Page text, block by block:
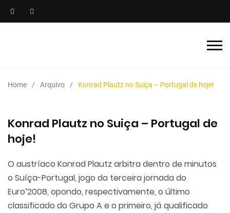
Home Arquivo Konrad Plautz no Suiça – Portugal de hoje!
Konrad Plautz no Suiça – Portugal de
hoje!
O austríaco Konrad Plautz arbitra dentro de minutos
o Suíça-Portugal, jogo da terceira jornada do
Euro’2008, opondo, respectivamente, o último
classificado do Grupo A e o primeiro, já qualificado